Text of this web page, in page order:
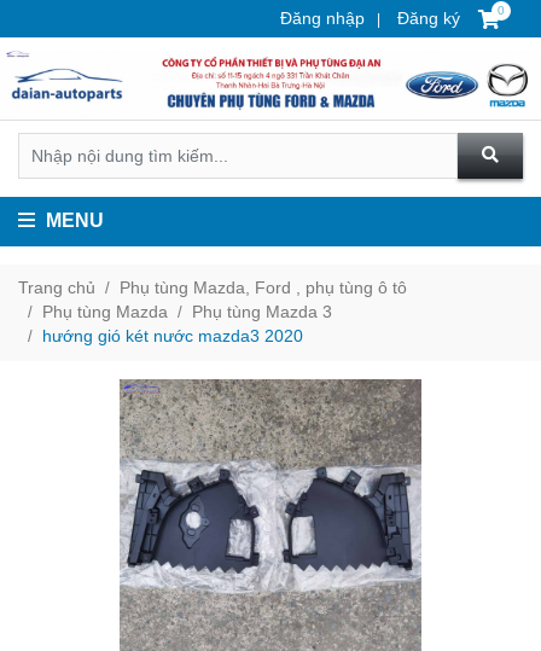
Đăng nhập Đăng ký 0
MENU
Trang chủ
Phụ tùng Mazda, Ford , phụ tùng ô tô
Phụ tùng Mazda
Phụ tùng Mazda 3
hướng gió két nước mazda3 2020